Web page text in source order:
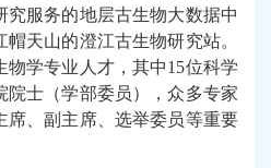
究服务的地层古生物大数据中
天山的澄江古生物研究站。
学专业人才，其中15位科学
院士（学部委员），众多专家
席、副主席、选举委员等重要